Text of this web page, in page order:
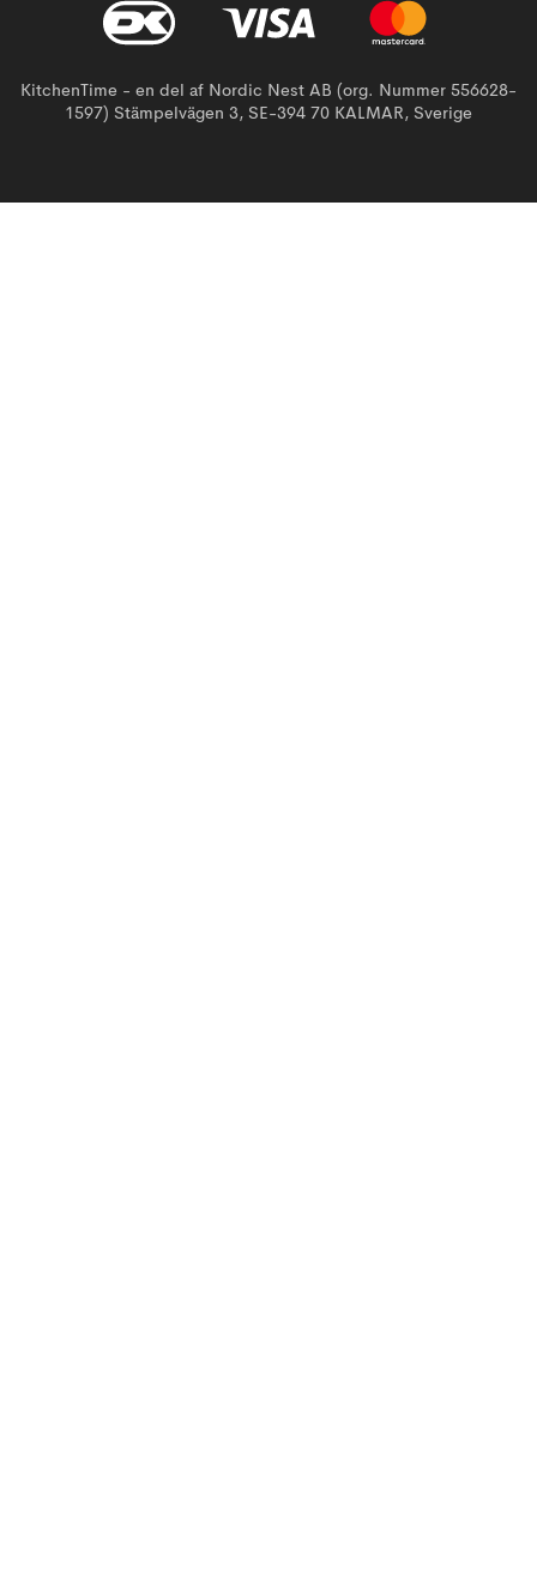
KitchenTime - en del af Nordic Nest AB (org. Nummer 556628-
1597) Stämpelvägen 3, SE-394 70 KALMAR, Sverige